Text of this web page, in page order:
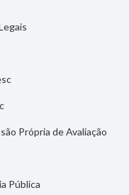
Própria de Avaliação
Pública